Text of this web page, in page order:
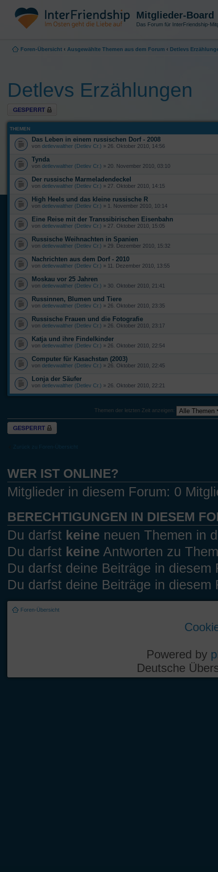
Mitglieder-Board
Das Forum für InterFriendship-
Foren-Übersicht ‹ Ausgewählte Themen aus dem Forum ‹ Detlevs
Detlevs Erzählungen
Forum gesperrt
THEMEN
Das Leben in einem russischen Dorf - 2008
von detlevwalther (Detlev Cr.) » 26. Oktober 2010, 14:56
Tynda
von detlevwalther (Detlev Cr.) » 20. November 2010, 03:10
Der russische Marmeladendeckel
von detlevwalther (Detlev Cr.) » 27. Oktober 2010, 14:15
High Heels und das kleine russische R
von detlevwalther (Detlev Cr.) » 1. November 2010, 10:14
Eine Reise mit der Transsibirischen Eisenbahn
von detlevwalther (Detlev Cr.) » 27. Oktober 2010, 15:05
Russische Weihnachten in Spanien
von detlevwalther (Detlev Cr.) » 29. Dezember 2010, 15:32
Nachrichten aus dem Dorf - 2010
von detlevwalther (Detlev Cr.) » 11. Dezember 2010, 13:55
Moskau vor 25 Jahren
von detlevwalther (Detlev Cr.) » 30. Oktober 2010, 21:41
Russinnen, Blumen und Tiere
von detlevwalther (Detlev Cr.) » 26. Oktober 2010, 23:35
Russische Frauen und die Fotografie
von detlevwalther (Detlev Cr.) » 26. Oktober 2010, 23:17
Katja und ihre Findelkinder
von detlevwalther (Detlev Cr.) » 26. Oktober 2010, 22:54
Computer für Kasachstan (2003)
von detlevwalther (Detlev Cr.) » 26. Oktober 2010, 22:45
Lonja der Säufer
von detlevwalther (Detlev Cr.) » 26. Oktober 2010, 22:21
Themen der letzten Zeit anzeigen:
Forum gesperrt
Zurück zu Foren-Übersicht
WER IST ONLINE?
Mitglieder in diesem Forum: 0
BERECHTIGUNGEN IN DIESEM
Du darfst keine neuen Themen in
Du darfst keine Antworten zu
Du darfst deine Beiträge in diesem
Du darfst deine Beiträge in diesem
Foren-Übersicht
Powered by
Deutsche